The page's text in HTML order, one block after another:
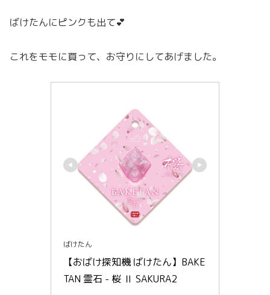
ばけたんにピンクも出て💕
これをモモに買って、お守りにしてあげました。
ばけたん
【おばけ探知機 ばけたん】BAKE
TAN 霊石 - 桜 Ⅱ SAKURA2